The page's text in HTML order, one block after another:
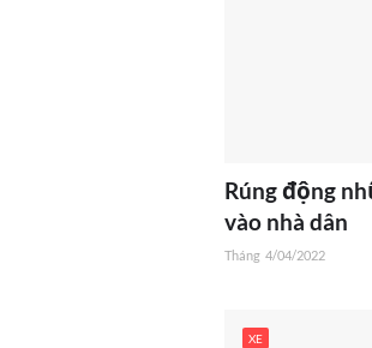
Rúng động
vào nhà dân
Tháng 4/04/2022
XE